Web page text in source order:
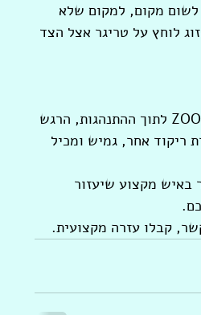
לשום מקום, למקום שלא
לוחץ על טריגר אצל הצד
בטיפול זוגי אנו מקפיאים את תמונת ההסלמה ומגדילים אותה. עושים  ZOOM IN לתוך ההתנהגות, הרגש
ריקוד אחר, גמיש ומכיל
באיש מקצוע שיעזור
קבלו עזרה מקצועית.